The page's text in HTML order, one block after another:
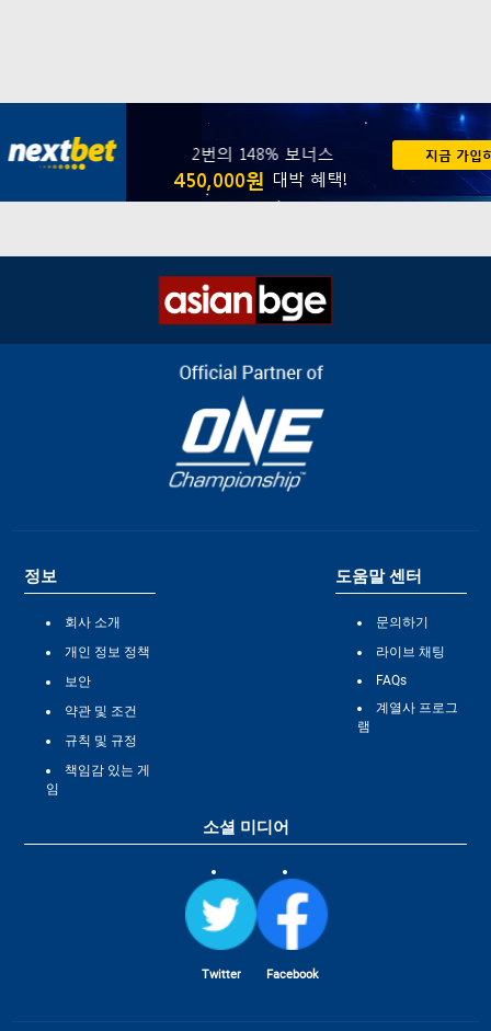
정보
회사 소개
개인 정보 정책
보안
약관 및 조건
규칙 및 규정
책임감 있는 게
임
도움말 센터
문의하기
라이브 채팅
FAQs
계열사 프로그
램
소셜 미디어
Twitter Facebook